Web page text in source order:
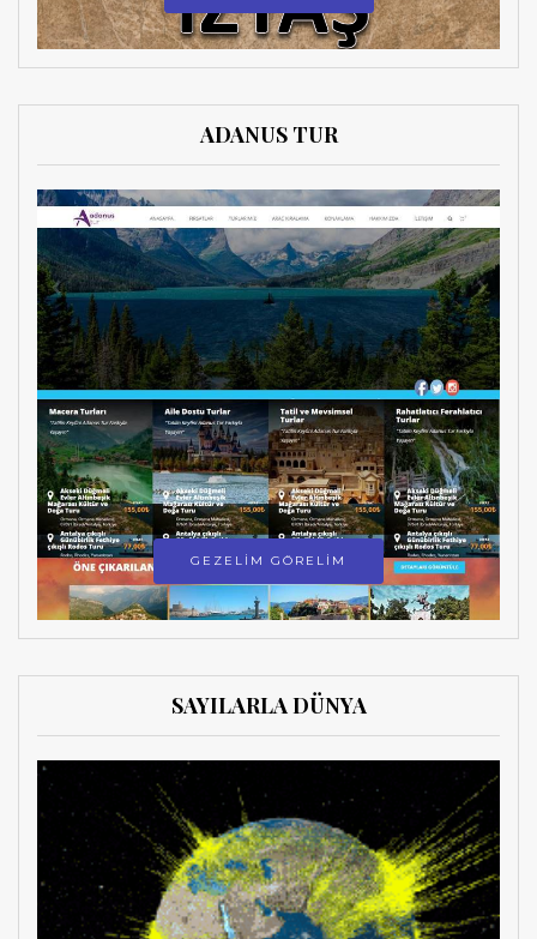
ADANUS TUR
GEZELİM GÖRELİM
SAYILARLA DÜNYA